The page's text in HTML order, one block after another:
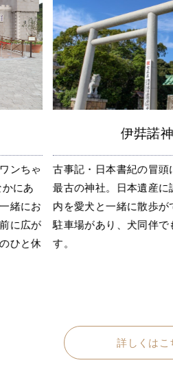
ンちゃ
にあ
緒にお
に広が
ひと休
伊弉諾
古事記・日本書紀の冒頭
最古の神社。日本遺産に
内を愛犬と一緒に散歩が
駐車場があり、犬同伴で
す。
詳しくはこ